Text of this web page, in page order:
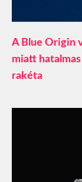
A Blue Origin
miatt
rakéta